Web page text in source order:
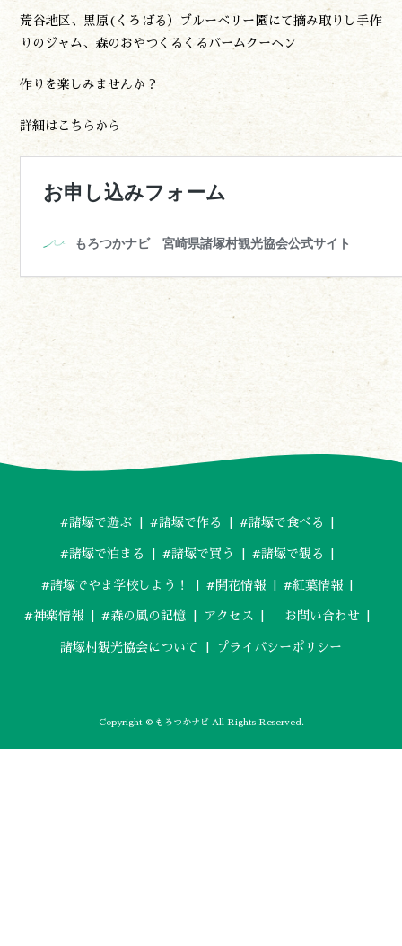
荒谷地区、黒原(くろばる）ブルーベリー園にて摘み取りし手作
りのジャム、森のおやつくるくるバームクーヘン
作りを楽しみませんか？
詳細はこちらから
#諸塚で遊ぶ #諸塚で作る #諸塚で食べる
#諸塚で泊まる #諸塚で買う #諸塚で観る
#諸塚でやま学校しよう！ #開花情報 #紅葉情報
#神楽情報 #森の風の記憶 アクセス お問い合わせ
諸塚村観光協会について プライバシーポリシー
Copyright © もろつかナビ All Rights Reserved.